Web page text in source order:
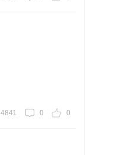
4841 0 0